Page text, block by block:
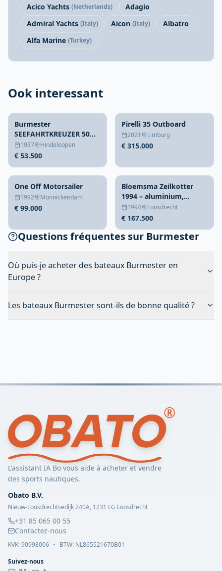
Acico Yachts (Netherlands)
Adagio
Admiral Yachts (Italy) Aicon (Italy)
Albatro
Alfa Marine (Turkey)
Ook interessant
Burmester
SEEFAHRTKREUZER 50M2
WINDFALL
1937 Hindeloopen
€ 53.500
Pirelli 35 Outboard
2021 Limburg
€ 315.000
One Off Motorsailer
1992 Monnickendam
€ 99.000
Bloemsma Zeilkotter
1994 – aluminium,
complete refit 2020-2022
1994 Loosdrecht
€ 167.500
Questions fréquentes sur Burmester
Où puis-je acheter des bateaux Burmester en
Europe ?
Les bateaux Burmester sont-ils de bonne qualité ?
L'assistant IA Bo vous aide à acheter et vendre
des sports nautiques.
Obato B.V.
Nieuw-Loosdrechtsedijk 240A, 1231 LG Loosdrecht
+31 85 065 00 55
Contactez-nous
KVK:90998006 • BTW: NL865521670B01
Suivez-nous